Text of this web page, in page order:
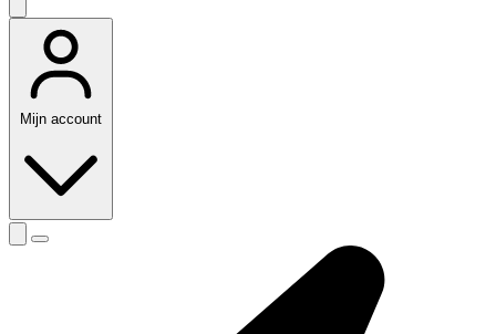
Mijn account